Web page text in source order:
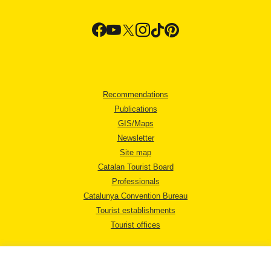
Recommendations
Publications
GIS/Maps
Newsletter
Site map
Catalan Tourist Board
Professionals
Catalunya Convention Bureau
Tourist establishments
Tourist offices